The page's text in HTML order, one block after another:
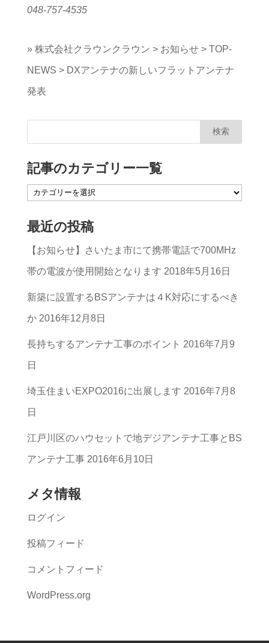
048-757-4535
» 株式会社クラウンクラウン > お知らせ> TOP-
NEWS > DXアンテナの新しいフラットアンテナ
発表
記事のカテゴリー一覧
記
の
カ
テ
ゴ
リ
ー
一
最近の投稿
【お知らせ】さいたま市にて携帯電話で700MHz
帯の電波が使用開始となります 2018年5月16日
新築に設置するBSアンテナは４K対応にするべき
か 2016年12月8日
長持ちするアンテナ工事のポイント 2016年7月9
日
埼玉住まいEXPO2016に出展します 2016年7月8
日
江戸川区のハウセットで地デジアンテナ工事とBS
アンテナ工事 2016年6月10日
メタ情報
ログイン
投稿フィード
コメントフィード
WordPress.org